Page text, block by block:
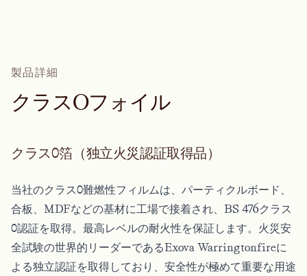
製品詳細
ク ラ スOフ ォイ ル
クラス0箔（独立火災認証取得品）
当社のクラス0難燃性フィルムは、パーティクルボード、
合板、MDFなどの基材に工場で接着され、BS 476クラス
0認証を取得。最高レベルの耐火性を保証します。火災安
全試験の世界的リーダーであるExova Warringtonfireに
よる独立認証を取得しており、安全性が極めて重要な用途